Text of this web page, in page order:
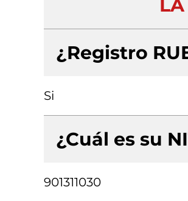
¿Registro
Si
¿Cuál es su
901311030